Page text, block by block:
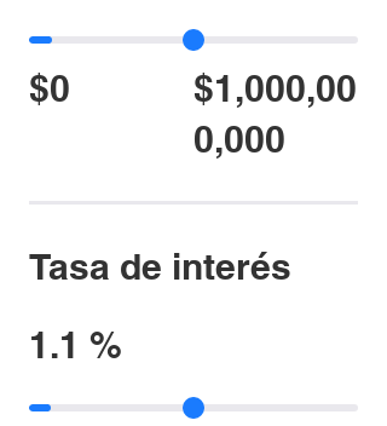
$0
$1,000,00
0,000
Tasa de interés
1.1 %